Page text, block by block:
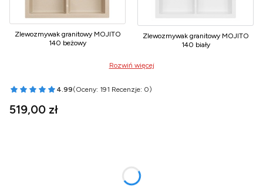
Zlewozmywak granitowy MOJITO
140 beżowy
Zlewozmywak granitowy MOJITO
140 biały
Rozwiń więcej
4.99(Oceny: 191 Recenzje: 0)
Przejdź do sekcji Opinie
Cena
519,00 zł